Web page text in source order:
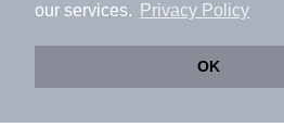
our services.
Privacy Policy
OK
アプリに切り替えて、サクサ
会員登録なしですぐ使える。マッ
プレイン・パイン Aの賃貸物件
倉敷駅 歩32分 （山